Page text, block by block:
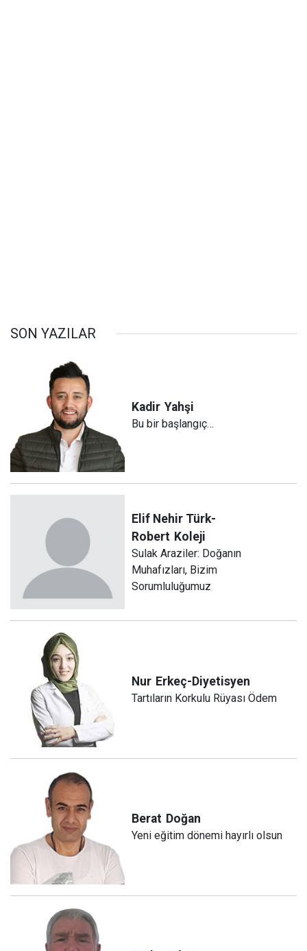
SON YAZILAR
Kadir Yahşi
Bu bir başlangıç…
Elif Nehir Türk-
Robert Koleji
Sulak Araziler: Doğanın
Muhafızları, Bizim
Sorumluluğumuz
Nur Erkeç-Diyetisyen
Tartıların Korkulu Rüyası Ödem
Berat Doğan
Yeni eğitim dönemi hayırlı olsun